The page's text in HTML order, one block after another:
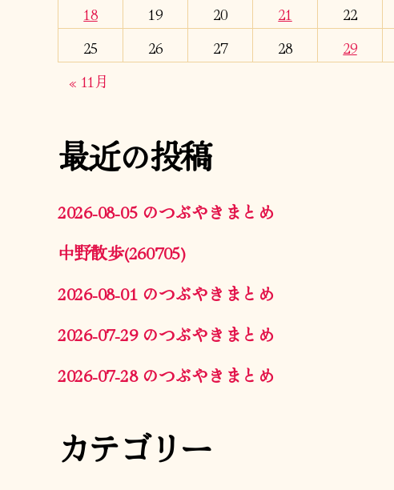
18
19 20 21 22
25
26 27 28 29
« 11月
最近の投稿
2026-08-05 のつぶやきまとめ
中野散歩(260705)
2026-08-01 のつぶやきまとめ
2026-07-29 のつぶやきまとめ
2026-07-28 のつぶやきまとめ
カテゴリー